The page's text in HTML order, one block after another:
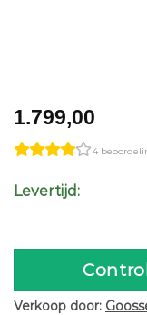
1.799,00
4
Levertijd:
Verkoop door: